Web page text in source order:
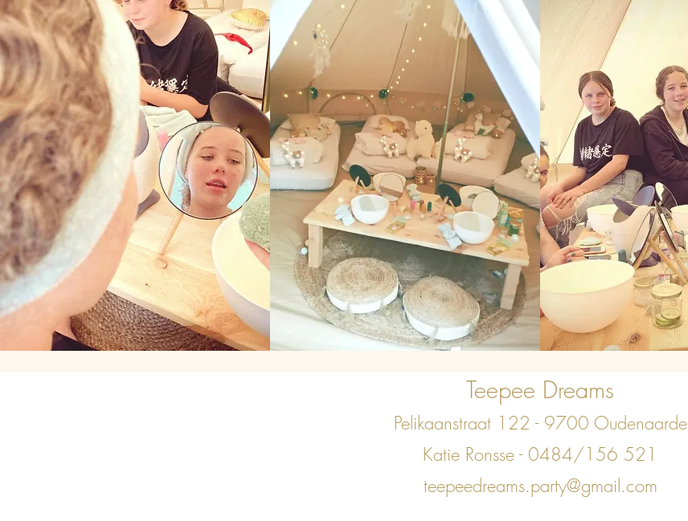
Teepee Dreams
Pelikaanstraat 122 - 9700 Oudenaarde
Katie Ronsse - 0484/156 521
teepeedreams.party@gmail.com